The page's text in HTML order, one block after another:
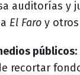
auditorías y
El Faro y
públicos:
recortar